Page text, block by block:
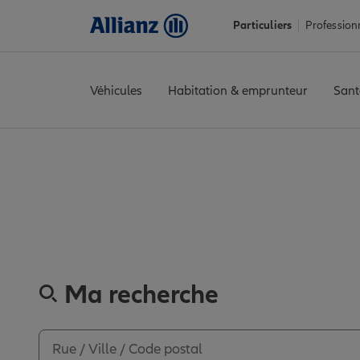
Particuliers
Véhicules Habitation & emprunteur
Ma recherche